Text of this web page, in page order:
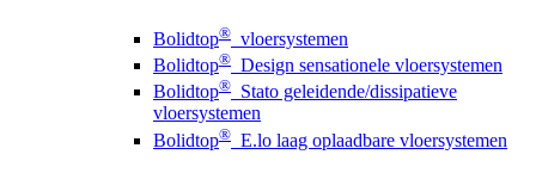
Bolidtop® vloersystemen
Bolidtop® Design sensationele vloersystemen
Bolidtop® Stato geleidende/dissipatieve
vloersystemen
Bolidtop® E.lo laag oplaadbare vloersystemen